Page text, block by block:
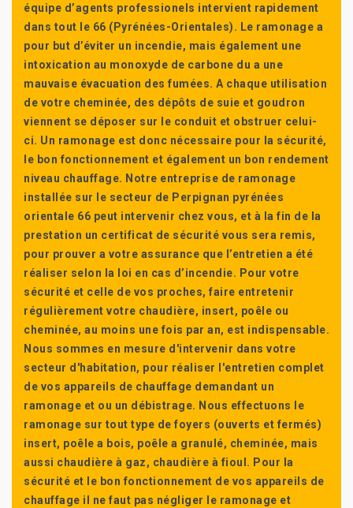
équipe d’agents professionels intervient rapidement
dans tout le 66 (Pyrénées-Orientales). Le ramonage a
pour but d’éviter un incendie, mais également une
intoxication au monoxyde de carbone du a une
mauvaise évacuation des fumées. A chaque utilisation
de votre cheminée, des dépôts de suie et goudron
viennent se déposer sur le conduit et obstruer celui-
ci. Un ramonage est donc nécessaire pour la sécurité,
le bon fonctionnement et également un bon rendement
niveau chauffage. Notre entreprise de ramonage
installée sur le secteur de Perpignan pyrénées
orientale 66 peut intervenir chez vous, et à la fin de la
prestation un certificat de sécurité vous sera remis,
pour prouver a votre assurance que l’entretien a été
réaliser selon la loi en cas d’incendie. Pour votre
sécurité et celle de vos proches, faire entretenir
régulièrement votre chaudière, insert, poêle ou
cheminée, au moins une fois par an, est indispensable.
Nous sommes en mesure d'intervenir dans votre
secteur d'habitation, pour réaliser l'entretien complet
de vos appareils de chauffage demandant un
ramonage et ou un débistrage. Nous effectuons le
ramonage sur tout type de foyers (ouverts et fermés)
insert, poêle a bois, poêle a granulé, cheminée, mais
aussi chaudière à gaz, chaudière à fioul. Pour la
sécurité et le bon fonctionnement de vos appareils de
chauffage il ne faut pas négliger le ramonage et